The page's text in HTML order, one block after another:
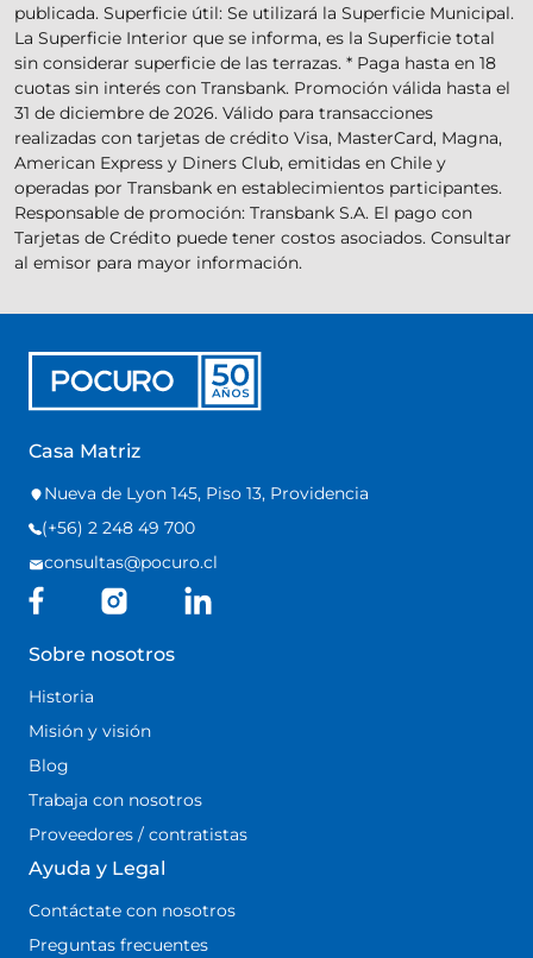
publicada. Superficie útil: Se utilizará la Superficie Municipal.
La Superficie Interior que se informa, es la Superficie total
sin considerar superficie de las terrazas. * Paga hasta en 18
cuotas sin interés con Transbank. Promoción válida hasta el
31 de diciembre de 2026. Válido para transacciones
realizadas con tarjetas de crédito Visa, MasterCard, Magna,
American Express y Diners Club, emitidas en Chile y
operadas por Transbank en establecimientos participantes.
Responsable de promoción: Transbank S.A. El pago con
Tarjetas de Crédito puede tener costos asociados. Consultar
al emisor para mayor información.
Casa Matriz
Nueva de Lyon 145, Piso 13, Providencia
(+56) 2 248 49 700
consultas@pocuro.cl
Sobre nosotros
Historia
Misión y visión
Blog
Trabaja con nosotros
Proveedores / contratistas
Ayuda y Legal
Contáctate con nosotros
Preguntas frecuentes